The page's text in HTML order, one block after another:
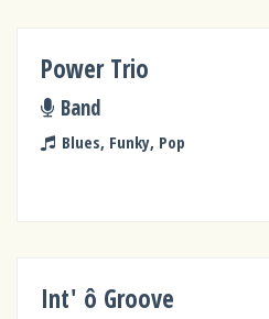
Power Trio
Band
Blues, Funky, Pop
Int' ô Groove